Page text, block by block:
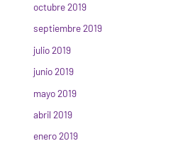
octubre 2019
septiembre 2019
julio 2019
junio 2019
mayo 2019
abril 2019
enero 2019